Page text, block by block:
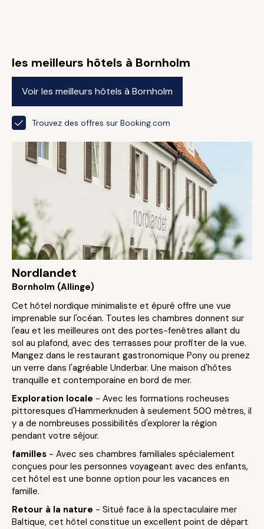
les meilleurs hôtels à Bornholm
Voir les meilleurs hôtels à Bornholm
Trouvez des offres sur Booking.com
Nordlandet
Bornholm (Allinge)
Cet hôtel nordique minimaliste et épuré offre une vue
imprenable sur l'océan. Toutes les chambres donnent sur
l'eau et les meilleures ont des portes-fenêtres allant du
sol au plafond, avec des terrasses pour profiter de la vue.
Mangez dans le restaurant gastronomique Pony ou prenez
un verre dans l'agréable Underbar. Une maison d'hôtes
tranquille et contemporaine en bord de mer.
Exploration locale - Avec les formations rocheuses
pittoresques d'Hammerknuden à seulement 500 mètres, il
y a de nombreuses possibilités d'explorer la région
pendant votre séjour.
familles - Avec ses chambres familiales spécialement
conçues pour les personnes voyageant avec des enfants,
cet hôtel est une bonne option pour les vacances en
famille.
Retour à la nature - Situé face à la spectaculaire mer
Baltique, cet hôtel constitue un excellent point de départ